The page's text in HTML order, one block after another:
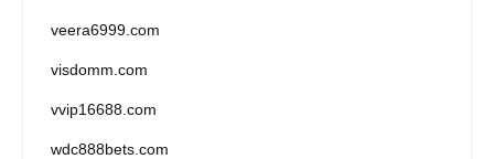
veera6999.com
visdomm.com
vvip16688.com
wdc888bets.com